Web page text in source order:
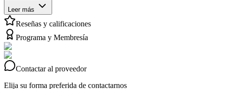
Leer más
Reseñas y calificaciones
Programa y Membresía
Contactar al proveedor
Elija su forma preferida de contactarnos